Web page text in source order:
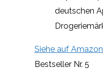
deutschen
Siehe auf Amazon
Bestseller Nr. 5